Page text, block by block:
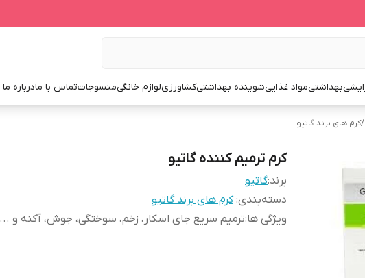
بهداشتیمواد غذاییشوینده بهداشتیکشاورزیلوازم خانگیمنسوجاتتماس با مادرباره ما
/کرم های برند گاتیو
کرم ترمیم کننده گاتیو
برند:گاتیو
دسته‌بندی:کرم های برند گاتیو
ویژگی ها:ترمیم سریع جای اسکار، زخم، سوختگی، جوش، آکنه و ...